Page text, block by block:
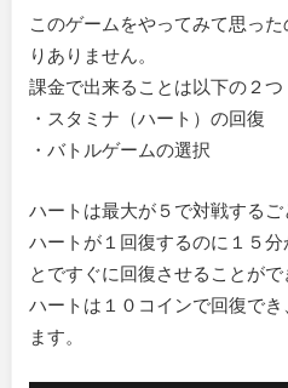
このゲームをやってみて思っ
りありません。
課金で出来ることは以下の２つ
・スタミナ（ハート）の回復
・バトルゲームの選択
ハートは最大が５で対戦するご
ハートが１回復するのに１５
とですぐに回復させることがで
ハートは１０コインで回復で
ます。